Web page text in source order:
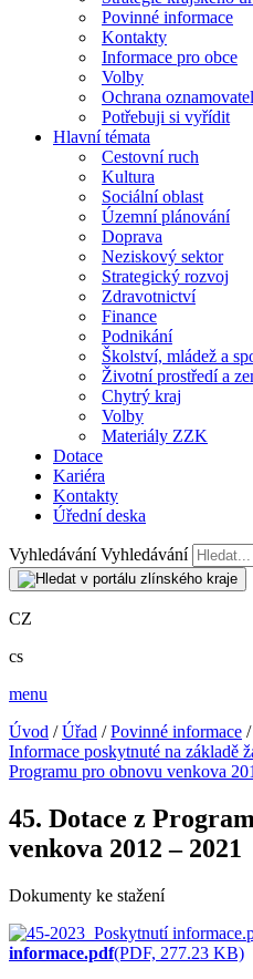
Povinné informace
Kontakty
Informace pro obce
Volby
Ochrana
Potřebuji si vyřídit
Hlavní témata
Cestovní ruch
Kultura
Sociální oblast
Územní plánování
Doprava
Neziskový sektor
Strategický rozvoj
Zdravotnictví
Finance
Podnikání
Školství, mládež a
Životní prostředí a
Chytrý kraj
Volby
Materiály ZZK
Dotace
Kariéra
Kontakty
Úřední deska
Vyhledávání Vyhledávání
CZ
cs
menu
Úvod /Úřad /Povinné informace /
Informace poskytnuté na základě
Programu pro obnovu venkova
45. Dotace z
venkova 2012 – 2021
Dokumenty ke stažení
informace.pdf(PDF, 277.23 KB)